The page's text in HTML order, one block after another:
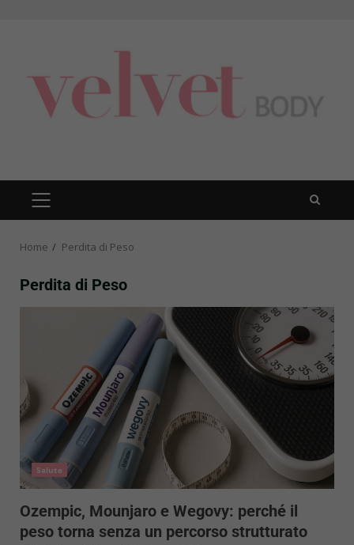
PRIMARY
MENU
Home Perdita di Peso
Perdita di Peso
Salute
Ozempic, Mounjaro e Wegovy: perché il
peso torna senza un percorso strutturato